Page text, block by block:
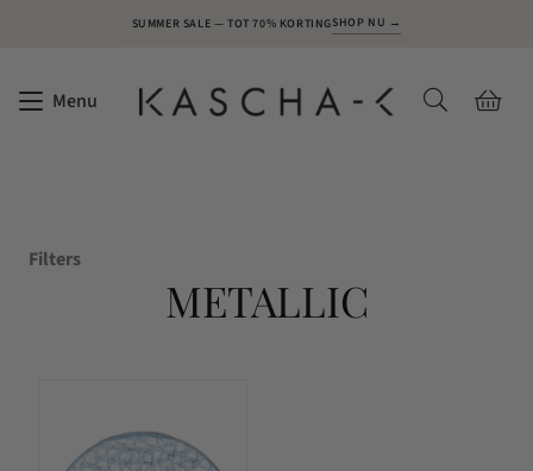
SUMMER SALE — TOT 70% KORTINGSHOP NU →
Menu
Filters
METALLIC